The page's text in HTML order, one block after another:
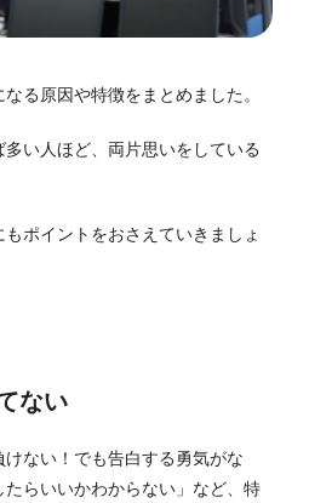
る原因や特徴をまとめました。
い人ほど、両片思いをしている
ポイントをおさえていきましょ
ない
けない！でも告白する勇気がな
らいいかわからない」など、特